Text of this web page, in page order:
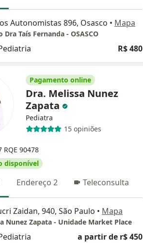
Autonomistas 896, Osasco • Mapa
Taís Fernanda - OSASCO
R$ 480
Pagamento online
Dra. Melissa Nunez
Zapata
Pediatra
15 opiniões
RQE 90478
disponível
Endereço 2 Teleconsulta
Zaidan, 940, São Paulo • Mapa
Nunez Zapata - Unidade Market Place
a partir de r$ 450